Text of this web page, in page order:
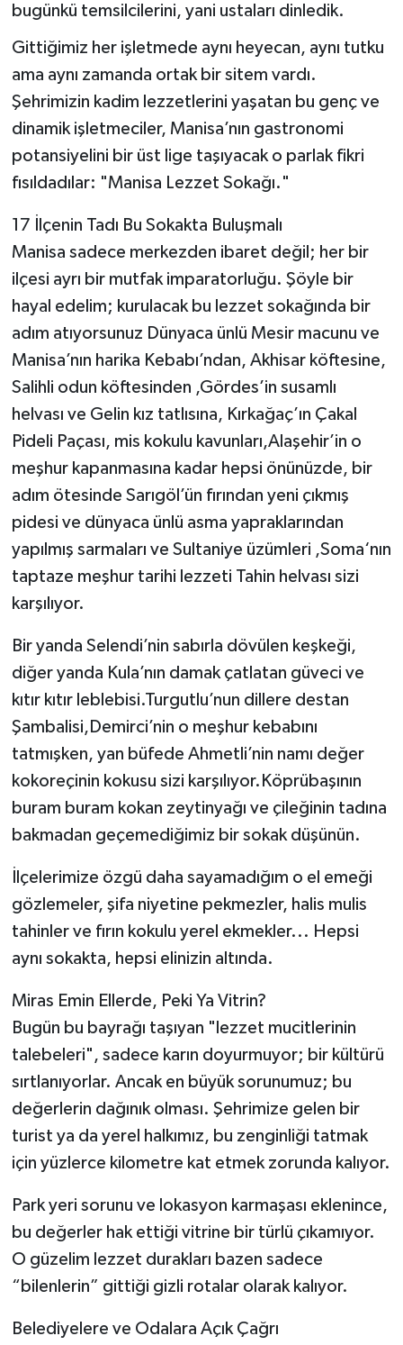
bugünkü temsilcilerini, yani ustaları dinledik.
Gittiğimiz her işletmede aynı heyecan, aynı tutku
ama aynı zamanda ortak bir sitem vardı.
Şehrimizin kadim lezzetlerini yaşatan bu genç ve
dinamik işletmeciler, Manisa’nın gastronomi
potansiyelini bir üst lige taşıyacak o parlak fikri
fısıldadılar: "Manisa Lezzet Sokağı."
17 İlçenin Tadı Bu Sokakta Buluşmalı
Manisa sadece merkezden ibaret değil; her bir
ilçesi ayrı bir mutfak imparatorluğu. Şöyle bir
hayal edelim; kurulacak bu lezzet sokağında bir
adım atıyorsunuz Dünyaca ünlü Mesir macunu ve
Manisa’nın harika Kebabı’ndan, Akhisar köftesine,
Salihli odun köftesinden ,Gördes’in susamlı
helvası ve Gelin kız tatlısına, Kırkağaç’ın Çakal
Pideli Paçası, mis kokulu kavunları,Alaşehir’in o
meşhur kapanmasına kadar hepsi önünüzde, bir
adım ötesinde Sarıgöl’ün fırından yeni çıkmış
pidesi ve dünyaca ünlü asma yapraklarından
yapılmış sarmaları ve Sultaniye üzümleri ,Soma‘nın
taptaze meşhur tarihi lezzeti Tahin helvası sizi
karşılıyor.
Bir yanda Selendi’nin sabırla dövülen keşkeği,
diğer yanda Kula’nın damak çatlatan güveci ve
kıtır kıtır leblebisi.Turgutlu’nun dillere destan
Şambalisi,Demirci’nin o meşhur kebabını
tatmışken, yan büfede Ahmetli’nin namı değer
kokoreçinin kokusu sizi karşılıyor.Köprübaşının
buram buram kokan zeytinyağı ve çileğinin tadına
bakmadan geçemediğimiz bir sokak düşünün.
İlçelerimize özgü daha sayamadığım o el emeği
gözlemeler, şifa niyetine pekmezler, halis mulis
tahinler ve fırın kokulu yerel ekmekler... Hepsi
aynı sokakta, hepsi elinizin altında.
Miras Emin Ellerde, Peki Ya Vitrin?
Bugün bu bayrağı taşıyan "lezzet mucitlerinin
talebeleri", sadece karın doyurmuyor; bir kültürü
sırtlanıyorlar. Ancak en büyük sorunumuz; bu
değerlerin dağınık olması. Şehrimize gelen bir
turist ya da yerel halkımız, bu zenginliği tatmak
için yüzlerce kilometre kat etmek zorunda kalıyor.
Park yeri sorunu ve lokasyon karmaşası eklenince,
bu değerler hak ettiği vitrine bir türlü çıkamıyor.
O güzelim lezzet durakları bazen sadece
“bilenlerin” gittiği gizli rotalar olarak kalıyor.
Belediyelere ve Odalara Açık Çağrı